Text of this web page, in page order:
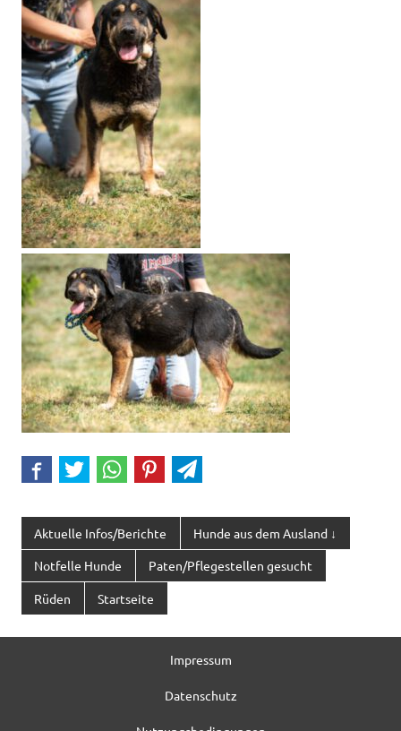
Aktuelle Infos/Berichte Hunde aus dem Ausland ↓
Notfelle Hunde Paten/Pflegestellen gesucht
Rüden Startseite
Impressum
Datenschutz